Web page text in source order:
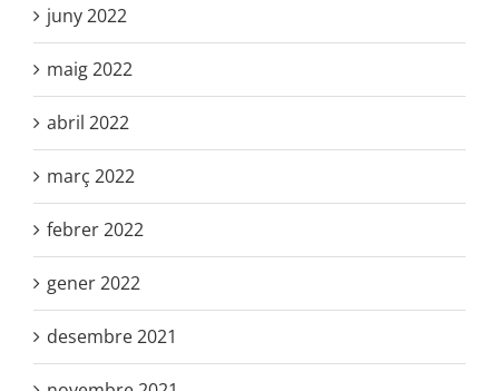
juny 2022
maig 2022
abril 2022
març 2022
febrer 2022
gener 2022
desembre 2021